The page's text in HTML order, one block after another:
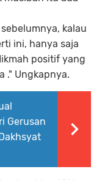
kalau
ini, hanya saja
positif yang
." Ungkapnya.
Gerusan